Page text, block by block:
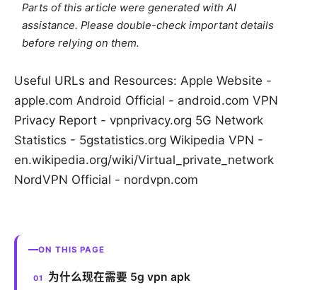
Parts of this article were generated with AI
assistance. Please double-check important details
before relying on them.
Useful URLs and Resources: Apple Website -
apple.com Android Official - android.com VPN
Privacy Report - vpnprivacy.org 5G Network
Statistics - 5gstatistics.org Wikipedia VPN -
en.wikipedia.org/wiki/Virtual_private_network
NordVPN Official - nordvpn.com
ON THIS PAGE
为什么现在需要 5g vpn apk